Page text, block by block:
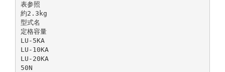
表参照
約2.3kg
型式名
定格容量
LU-5KA
LU-10KA
LU-20KA
50N